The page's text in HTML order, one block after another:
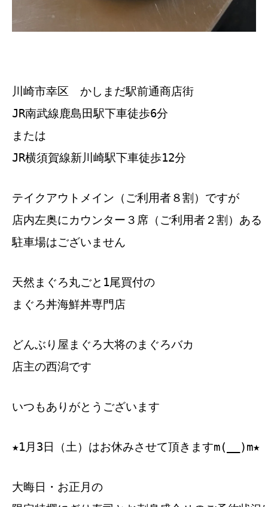
川崎市幸区 かしまだ駅前通商店街
JR南武線鹿島田駅下車徒歩6分
または
JR横須賀線新川崎駅下車徒歩12分
テイクアウトメイン（ご利用者８割）ですが
店内左奥にカウンター３席（ご利用者２割）ある
駐車場はございません
天然まぐろ丸ごと1尾買付の
まぐろ丼海鮮丼専門店
どんぶり屋まぐろ大将のまぐろバカ
店主の西潟です
いつもありがとうございます
★1月3日（土）はお休みさせて頂きますm(__)m★
大晦日・お正月の